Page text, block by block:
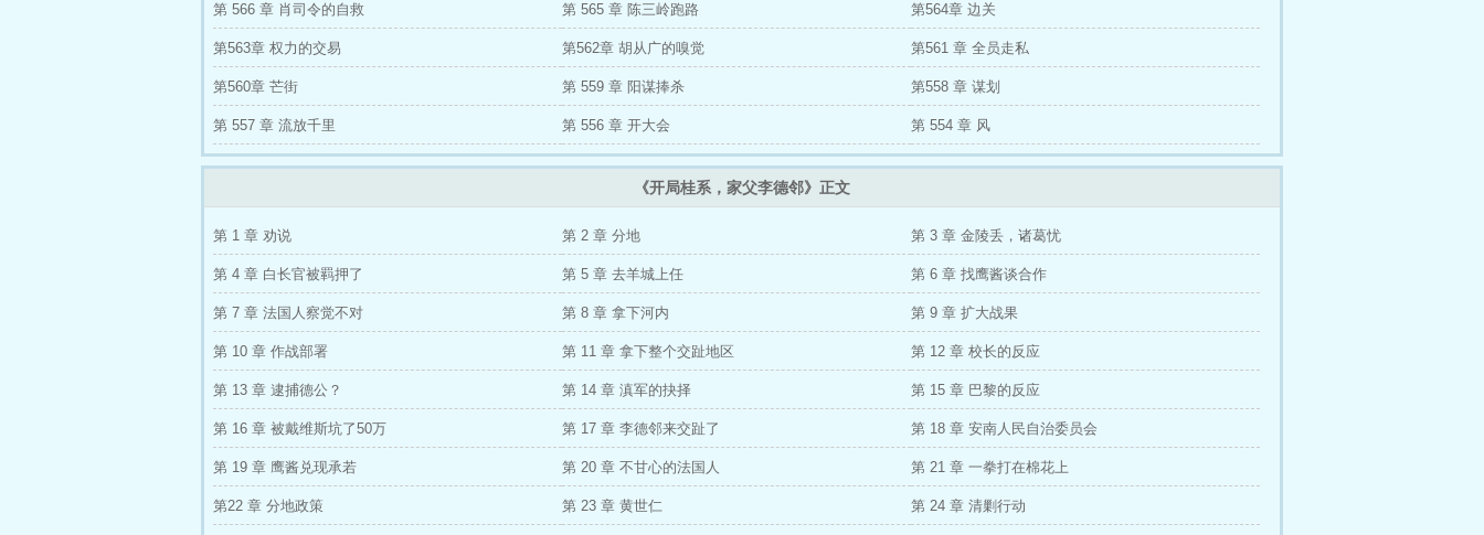
第 566 章 肖司令的自救 第 565 章 陈三岭跑路 第564章 边关
第563章 权力的交易 第562章 胡从广的嗅觉 第561 章 全员走私
第560章 芒街 第 559 章 阳谋捧杀 第558 章 谋划
第 557 章 流放千里 第 556 章 开大会 第 554 章 风
《开局桂系，家父李德邻》正文
第 1 章 劝说 第 2 章 分地 第 3 章 金陵丢，诸葛忧
第 4 章 白长官被羁押了 第 5 章 去羊城上任 第 6 章 找鹰酱谈合作
第 7 章 法国人察觉不对 第 8 章 拿下河内 第 9 章 扩大战果
第 10 章 作战部署 第 11 章 拿下整个交趾地区 第 12 章 校长的反应
第 13 章 逮捕德公？ 第 14 章 滇军的抉择 第 15 章 巴黎的反应
第 16 章 被戴维斯坑了50万 第 17 章 李德邻来交趾了 第 18 章 安南人民自治委员会
第 19 章 鹰酱兑现承若 第 20 章 不甘心的法国人 第 21 章 一拳打在棉花上
第22 章 分地政策 第 23 章 黄世仁 第 24 章 清剿行动